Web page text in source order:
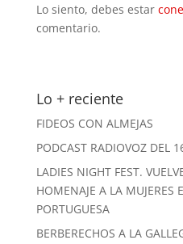
Lo siento, debes estar
comentario.
Lo + reciente
FIDEOS CON ALMEJAS
PODCAST RADIOVOZ DEL
LADIES NIGHT FEST.
HOMENAJE A LA MUJERES
PORTUGUESA
BERBERECHOS A LA